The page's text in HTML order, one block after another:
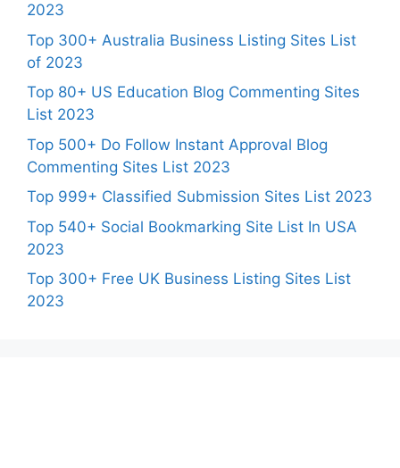
2023
Top 300+ Australia Business Listing Sites List
of 2023
Top 80+ US Education Blog Commenting Sites
List 2023
Top 500+ Do Follow Instant Approval Blog
Commenting Sites List 2023
Top 999+ Classified Submission Sites List 2023
Top 540+ Social Bookmarking Site List In USA
2023
Top 300+ Free UK Business Listing Sites List
2023